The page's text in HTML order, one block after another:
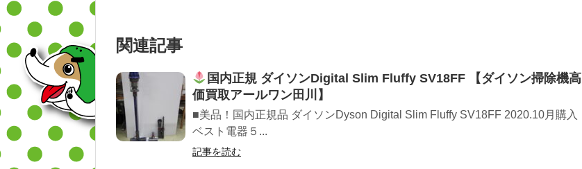
関連記事
国内正規 ダイソンDigital Slim Fluffy SV18FF 【ダイソン掃除機高
価買取アールワン田川】
■美品！国内正規品 ダイソンDyson Digital Slim Fluffy SV18FF 2020.10月購入
ベスト電器５...
記事を読む